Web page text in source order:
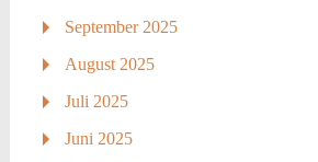
September 2025
August 2025
Juli 2025
Juni 2025